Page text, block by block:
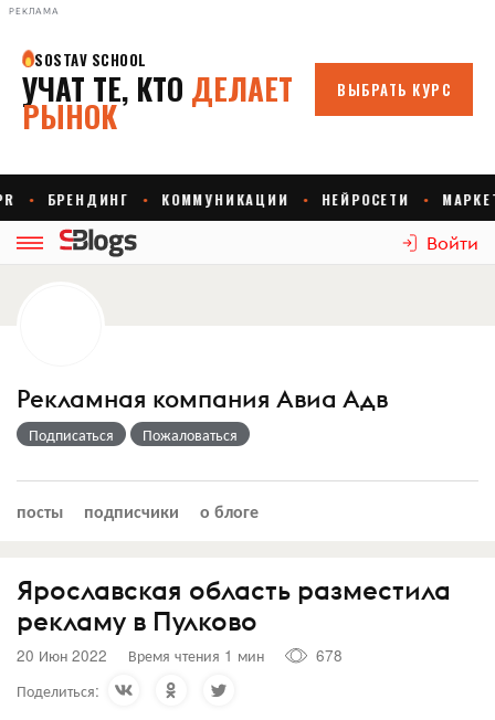
РЕКЛАМА
Войти
Рекламная компания Авиа Адв
Подписаться Пожаловаться
посты подписчики о блоге
Ярославская область разместила
рекламу в Пулково
20 Июн 2022 Время чтения 1 мин
678
Поделиться: